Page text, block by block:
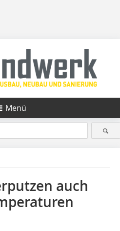
Menü
auch